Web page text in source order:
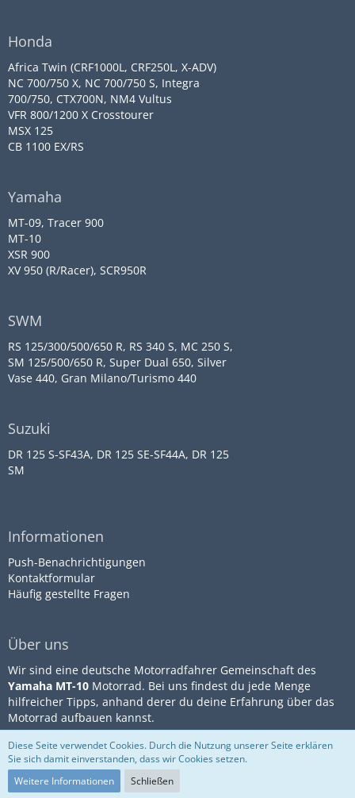
Honda
Africa Twin (CRF1000L, CRF250L, X-ADV)
NC 700/750 X, NC 700/750 S, Integra
700/750, CTX700N, NM4 Vultus
VFR 800/1200 X Crosstourer
MSX 125
CB 1100 EX/RS
Yamaha
MT-09, Tracer 900
MT-10
XSR 900
XV 950 (R/Racer), SCR950R
SWM
RS 125/300/500/650 R, RS 340 S, MC 250 S,
SM 125/500/650 R, Super Dual 650, Silver
Vase 440, Gran Milano/Turismo 440
Suzuki
DR 125 S-SF43A, DR 125 SE-SF44A, DR 125
SM
Informationen
Push-Benachrichtigungen
Kontaktformular
Häufig gestellte Fragen
Über uns
Wir sind eine deutsche Motorradfahrer Gemeinschaft des
Yamaha MT-10 Motorrad. Bei uns findest du jede Menge
hilfreicher Tipps, anhand derer du deine Erfahrung über das
Motorrad aufbauen kannst.
Community-Software:WoltLab
Suite™
Impressum
Diese Seite verwendet Cookies. Durch die Nutzung unserer Seite erklären
Sie sich damit einverstanden, dass wir Cookies setzen.
Weitere Informationen
Schließen